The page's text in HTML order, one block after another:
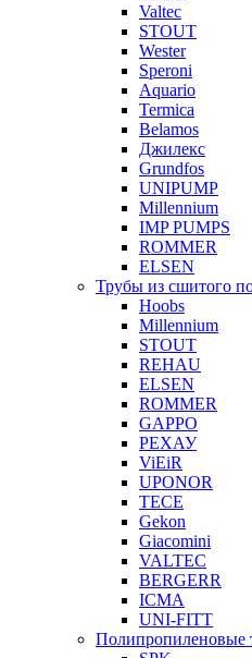
Valtec
STOUT
Wester
Speroni
Aquario
Termica
Belamos
Джилекс
Grundfos
UNIPUMP
Millennium
IMP PUMPS
ROMMER
ELSEN
Трубы из сшитого
Hoobs
Millennium
STOUT
REHAU
ELSEN
ROMMER
GAPPO
РЕХАУ
ViEiR
UPONOR
TECE
Gekon
Giacomini
VALTEC
BERGERR
ICMA
UNI-FITT
Полипропиленовые